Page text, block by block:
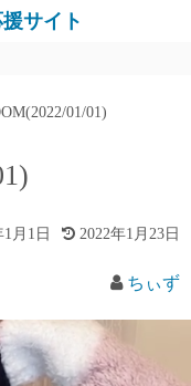
サイト
01/01)
1月1日 2022年1月23日
ちぃず